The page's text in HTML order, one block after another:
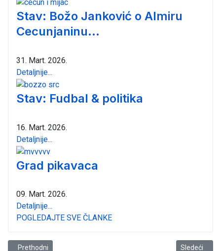
Stav: Božo Janković o Almiru
Cecunjaninu...
31. Mart. 2026.
Detaljnije...
Stav: Fudbal & politika
16. Mart. 2026.
Detaljnije...
Grad pikavaca
09. Mart. 2026.
Detaljnije...
POGLEDAJTE SVE ČLANKE
Prethodni članak: Koliko vrijedi znanje?
Prethodni Sledeći
Sledeći